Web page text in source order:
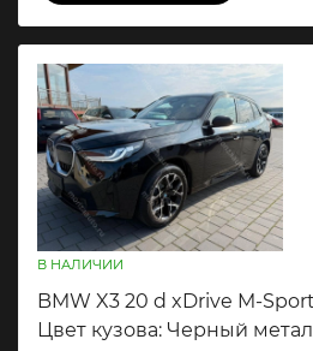
В НАЛИЧИИ
BMW X3 20 d xDrive M-Sport
Цвет кузова: Черный